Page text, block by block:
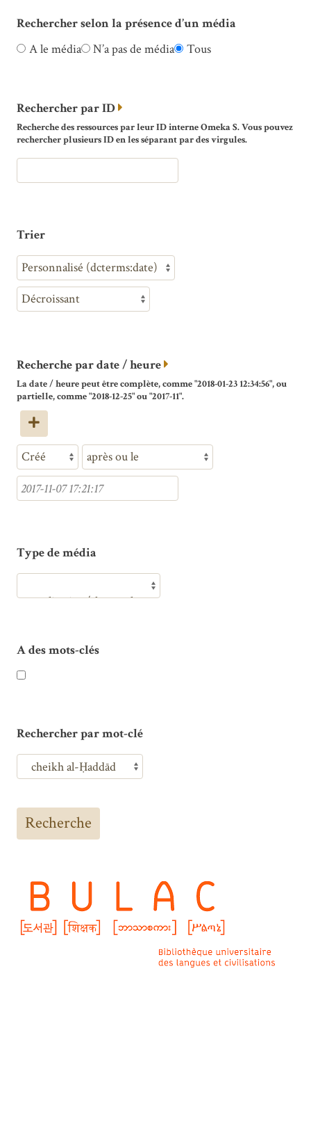
Rechercher selon la présence d’un média
A le média
N’a pas de média Tous
Rechercher par ID
Recherche des ressources par leur ID interne Omeka S. Vous pouvez
rechercher plusieurs ID en les séparant par des virgules.
Trier
Recherche par date / heure
La date / heure peut être complète, comme "2018-01-23 12:34:56", ou
partielle, comme "2018-12-25" ou "2017-11".
Type de média
A des mots-clés
Rechercher par mot-clé